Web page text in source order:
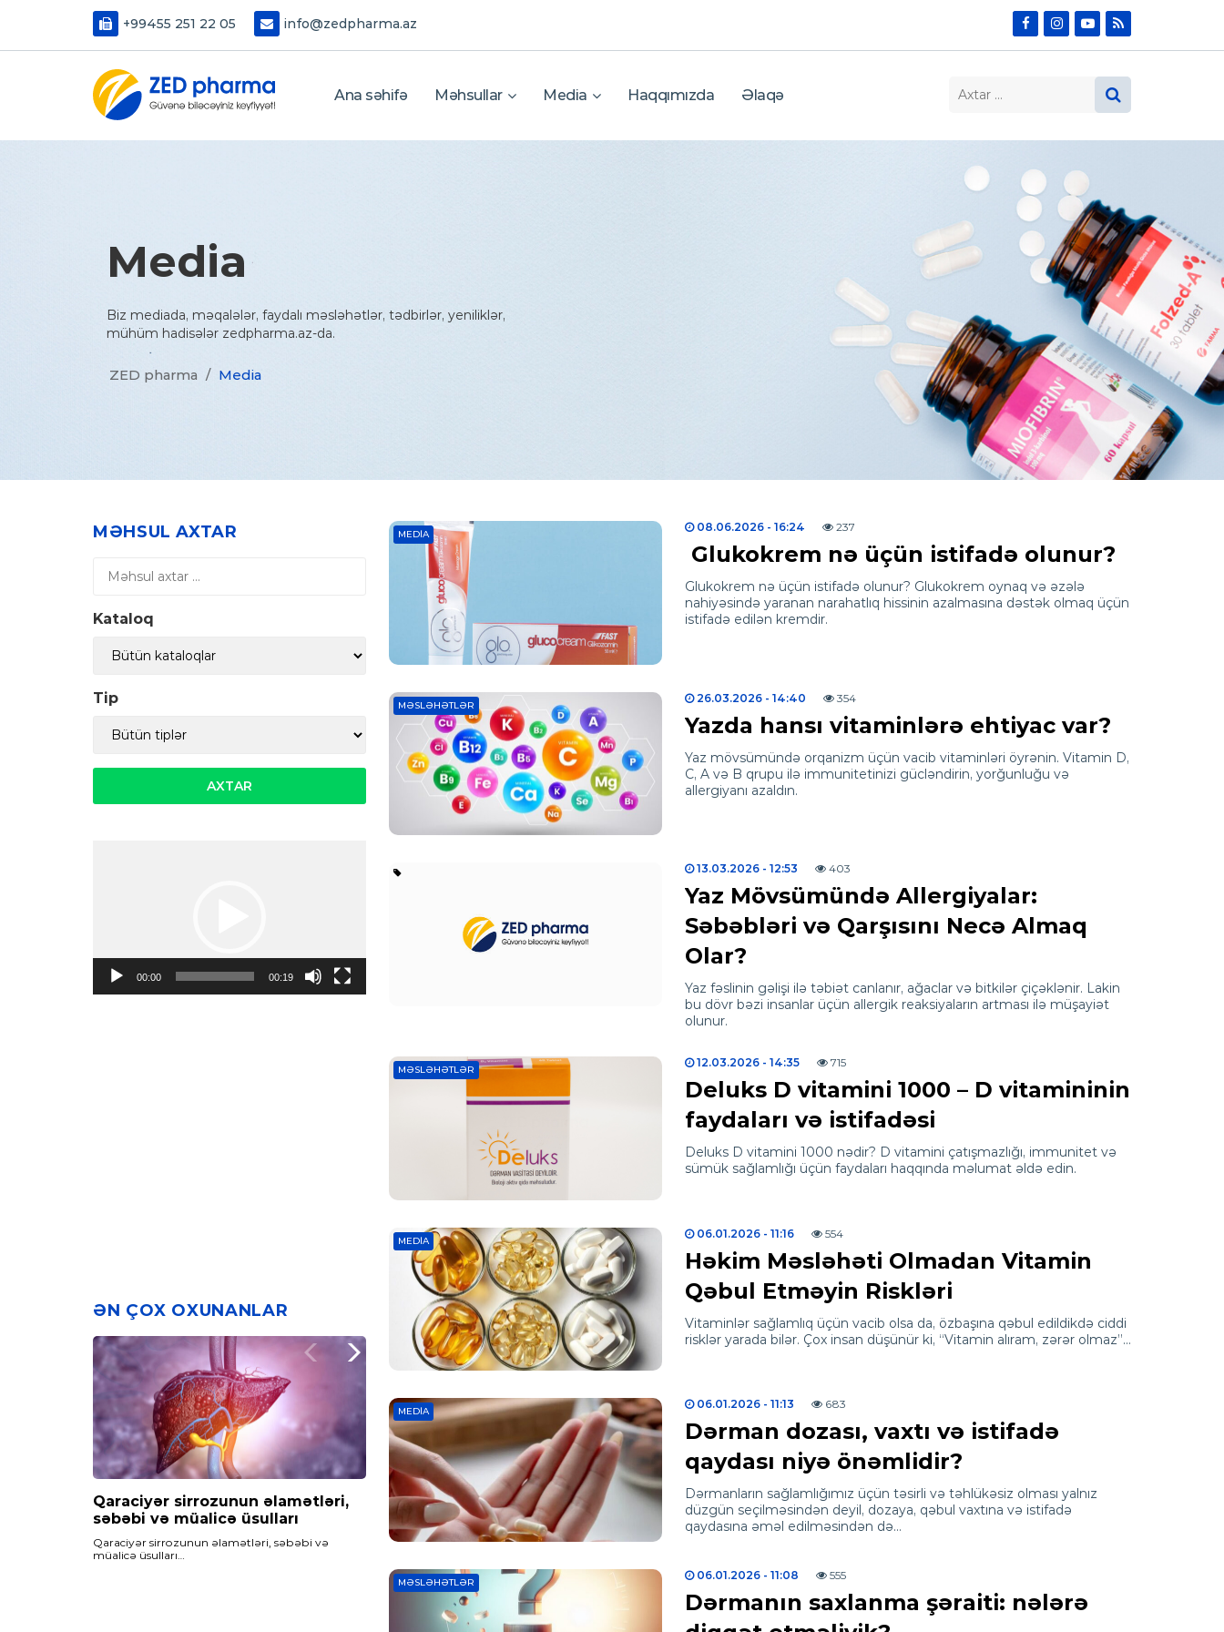
+99455 251 22 05 info@zedpharma.az
Ana səhifə Məhsullar Media Haqqımızda Əlaqə
Media
Biz mediada, məqalələr, faydalı məsləhətlər, tədbirlər, yeniliklər,
mühüm hadisələr zedpharma.az-da.
ZED pharma / Media
MEDIA
08.06.2026 - 16:24 237
Glukokrem nə üçün istifadə olunur?
Glukokrem nə üçün istifadə olunur? Glukokrem oynaq və əzələ
nahiyəsində yaranan narahatlıq hissinin azalmasına dəstək olmaq üçün
istifadə edilən kremdir.
MƏSLƏHƏTLƏR
26.03.2026 - 14:40 354
Yazda hansı vitaminlərə ehtiyac var?
Yaz mövsümündə orqanizm üçün vacib vitaminləri öyrənin. Vitamin D,
C, A və B qrupu ilə immunitetinizi gücləndirin, yorğunluğu və
allergiyanı azaldın.
13.03.2026 - 12:53 403
Yaz Mövsümündə Allergiyalar:
Səbəbləri və Qarşısını Necə Almaq
Olar?
Yaz fəslinin gəlişi ilə təbiət canlanır, ağaclar və bitkilər çiçəklənir. Lakin
bu dövr bəzi insanlar üçün allergik reaksiyaların artması ilə müşayiət
olunur.
MƏSLƏHƏTLƏR
12.03.2026 - 14:35 715
Deluks D vitamini 1000 – D vitamininin
faydaları və istifadəsi
Deluks D vitamini 1000 nədir? D vitamini çatışmazlığı, immunitet və
sümük sağlamlığı üçün faydaları haqqında məlumat əldə edin.
MEDIA
06.01.2026 - 11:16 554
Həkim Məsləhəti Olmadan Vitamin
Qəbul Etməyin Riskləri
Vitaminlər sağlamlıq üçün vacib olsa da, özbaşına qəbul edildikdə ciddi
risklər yarada bilər. Çox insan düşünür ki, “Vitamin alıram, zərər olmaz”…
MEDIA
06.01.2026 - 11:13 683
Dərman dozası, vaxtı və istifadə
qaydası niyə önəmlidir?
Dərmanların sağlamlığımız üçün təsirli və təhlükəsiz olması yalnız
düzgün seçilməsindən deyil, dozaya, qəbul vaxtına və istifadə
qaydasına əməl edilməsindən də…
MƏSLƏHƏTLƏR
06.01.2026 - 11:08 555
Dərmanın saxlanma şəraiti: nələrə
MƏHSUL AXTAR
Kataloq
Tip
00:00 00:19
ƏN ÇOX OXUNANLAR
Qaraciyər sirrozunun əlamətləri,
səbəbi və müalicə üsulları
Qaraciyər sirrozunun əlamətləri, səbəbi və
müalicə üsulları…
Maqnezium çatışmazlığı,
səbəbləri və müalicəsi
Maqnezium çatışmazlığı…
Qan azlığı – Anemiya nədir? Qan
azlığının fəsadları və müalicəsi
Qan azlığı - Anemiya nədir? qan azlığının fəsadları
və müalicəsi